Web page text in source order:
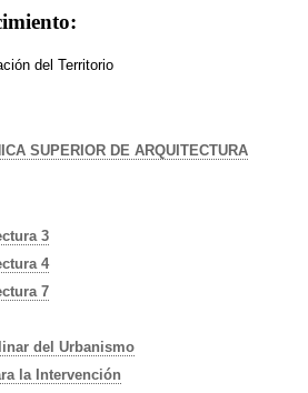
del Territorio
SUPERIOR DE ARQUITECTURA
3
4
7
del Urbanismo
la Intervención